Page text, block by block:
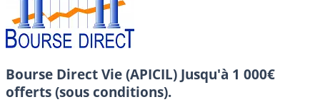
Bourse Direct Vie (APICIL) Jusqu'à 1 000€
offerts (sous conditions).